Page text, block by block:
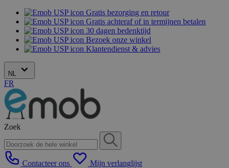
Gratis bezorging en retour
Gratis achteraf of in termijnen betalen
30 dagen bedenktijd
Bezoek onze winkel
Klantendienst & advies
NL
FR
Zoek
Contacteer ons Mijn verlanglijst